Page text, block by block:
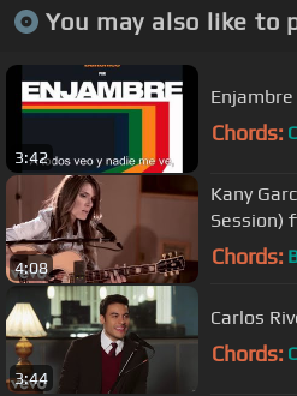
You may also like to
3:42
Chords:
4:08
Kany
Session)
Chords:
3:44
Carlos
Chords: C